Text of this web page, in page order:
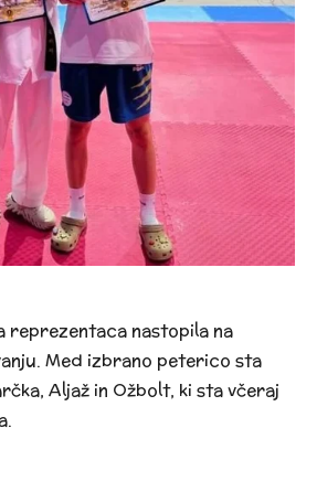
reprezentaca nastopila na
Med izbrano peterico sta
Aljaž in Ožbolt, ki sta včeraj